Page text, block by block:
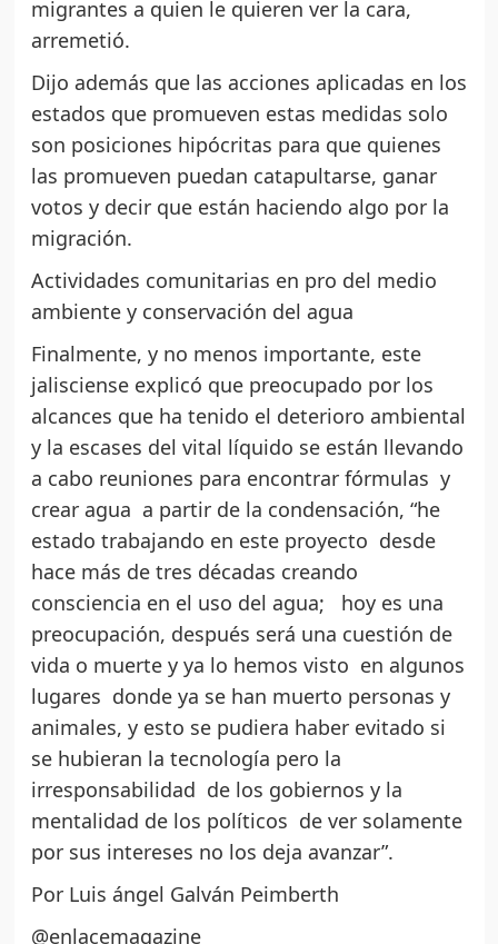
migrantes a quien le quieren ver la cara,
arremetió.
Dijo además que las acciones aplicadas en los
estados que promueven estas medidas solo
son posiciones hipócritas para que quienes
las promueven puedan catapultarse, ganar
votos y decir que están haciendo algo por la
migración.
Actividades comunitarias en pro del medio
ambiente y conservación del agua
Finalmente, y no menos importante, este
jalisciense explicó que preocupado por los
alcances que ha tenido el deterioro ambiental
y la escases del vital líquido se están llevando
a cabo reuniones para encontrar fórmulas y
crear agua a partir de la condensación, “he
estado trabajando en este proyecto desde
hace más de tres décadas creando
consciencia en el uso del agua; hoy es una
preocupación, después será una cuestión de
vida o muerte y ya lo hemos visto en algunos
lugares donde ya se han muerto personas y
animales, y esto se pudiera haber evitado si
se hubieran la tecnología pero la
irresponsabilidad de los gobiernos y la
mentalidad de los políticos de ver solamente
por sus intereses no los deja avanzar”.
Por Luis ángel Galván Peimberth
@enlacemagazine